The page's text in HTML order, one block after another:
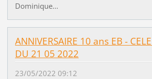
Dominique...
ANNIVERSAIRE 10 ans EB -
DU 21 05 2022
23/05/2022 09:12